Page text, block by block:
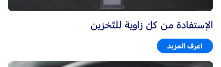
الإستفادة من كلّ زاوية للتّخزين
اعرف المزيد